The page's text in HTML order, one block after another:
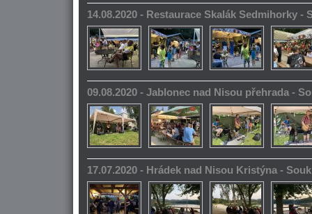
14.08.2020 - Restaurace Skalák Sedmihorky -
09.08.2020 - Jablonec nad Nisou přehrada -
17.07.2020 - Hrádek nad Nisou Kristýna -